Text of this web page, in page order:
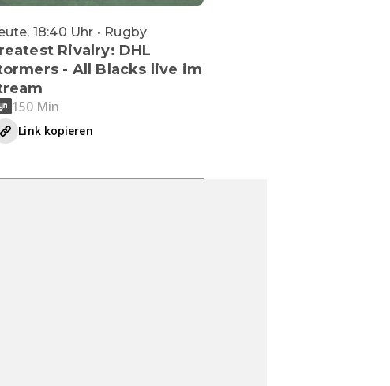
18:40 Uhr • Rugby
Rivalry: DHL
- All Blacks live im
150 Min
Link kopieren